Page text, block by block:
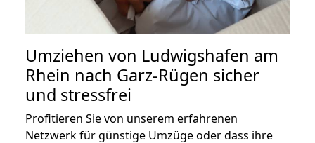
Umziehen von Ludwigshafen am
Rhein nach Garz-Rügen sicher
und stressfrei
Profitieren Sie von unserem erfahrenen
Netzwerk für günstige Umzüge oder dass ihre